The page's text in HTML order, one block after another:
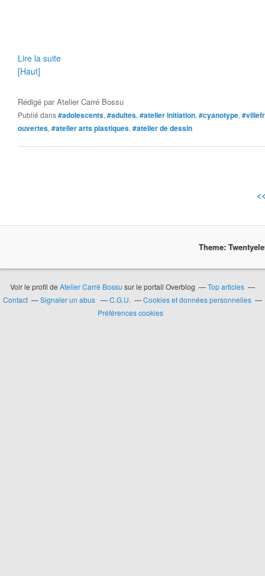
Lire la suite
[Haut]
Rédigé parAtelier Carré Bossu
Publié dans#adolescents, #adultes, #atelier initiation, #cyanotype,
ouvertes, #atelier arts plastiques, #atelier de dessin
Theme:
Voir le profil de Atelier Carré Bossu sur le portail Overblog
Top articles
Contact
Signaler un abus C.G.U.
Cookies et données personnelles
Préférences cookies